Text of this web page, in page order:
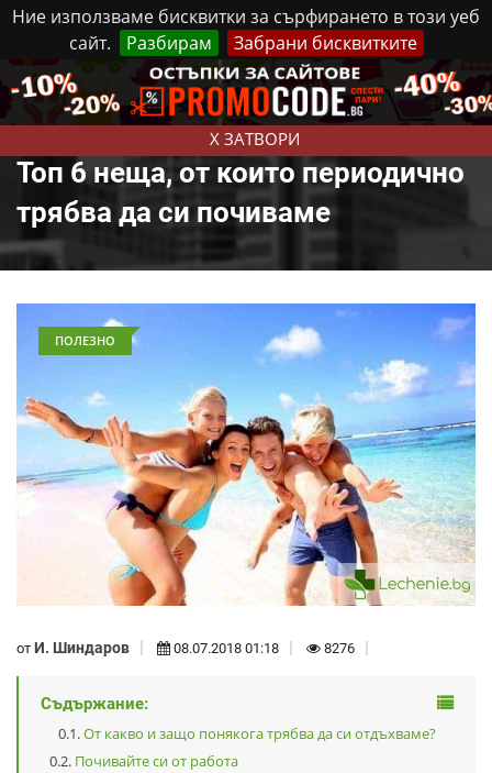
Ние използваме бисквитки за сърфирането в този уеб
сайт.
Разбирам Забрани бисквитките
X ЗАТВОРИ
Петък, 7 Август, 2026 Реклама Контакти
Топ 6 неща, от които периодично
трябва да си почиваме
ПОЛЕЗНО
от И. Шиндаров 08.07.2018 01:18 8276
Съдържание:
От какво и защо понякога трябва да си отдъхваме?
Почивайте си от работа